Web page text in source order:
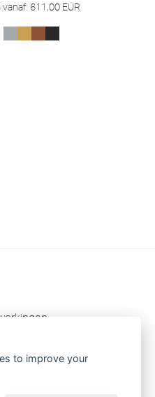
vanaf: 611,00 EUR
to improve your